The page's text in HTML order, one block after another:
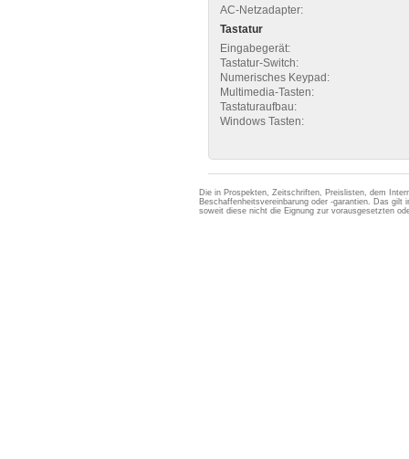
AC-Netzadapter:
Tastatur
Eingabegerät:
Tastatur-Switch:
Numerisches Keypad:
Multimedia-Tasten:
Tastaturaufbau:
Windows Tasten:
Die in Prospekten, Zeitschriften, Preislisten, dem
Beschaffenheitsvereinbarung oder -garantien. Das
soweit diese nicht die Eignung zur vorausgesetzten